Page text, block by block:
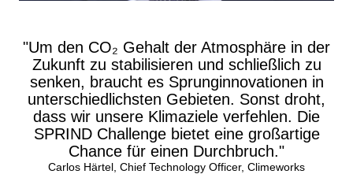
Um den CO₂ Gehalt der Atmosphäre in der
Zukunft zu stabilisieren und schließlich zu
senken, braucht es Sprunginnovationen in
unterschiedlichsten Gebieten. Sonst droht,
dass wir unsere Klimaziele verfehlen. Die
SPRIND Challenge bietet eine großartige
Chance für einen Durchbruch.
Carlos Härtel, Chief Technology Officer, Climeworks